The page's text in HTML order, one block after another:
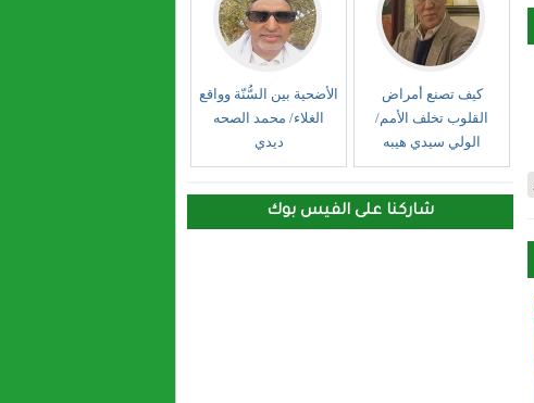
كيف تصنع أمراض
القلوب تخلف الأمم/
الولي سيدي هيبه
الأضحية بين السُّنّة وواقع
الغلاء/ محمد الصحه
ديدي
شاركنا على الفيس بوك